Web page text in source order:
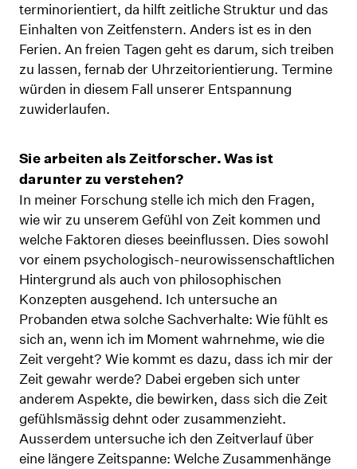
terminorientiert, da hilft zeitliche Struktur und das
Einhalten von Zeitfenstern. Anders ist es in den
Ferien. An freien Tagen geht es darum, sich treiben
zu lassen, fernab der Uhrzeitorientierung. Termine
würden in diesem Fall unserer Entspannung
zuwiderlaufen.
Sie arbeiten als Zeitforscher. Was ist
darunter zu verstehen?
In meiner Forschung stelle ich mich den Fragen,
wie wir zu unserem Gefühl von Zeit kommen und
welche Faktoren dieses beeinflussen. Dies sowohl
vor einem psychologisch-neurowissenschaftlichen
Hintergrund als auch von philosophischen
Konzepten ausgehend. Ich untersuche an
Probanden etwa solche Sachverhalte: Wie fühlt es
sich an, wenn ich im Moment wahrnehme, wie die
Zeit vergeht? Wie kommt es dazu, dass ich mir der
Zeit gewahr werde? Dabei ergeben sich unter
anderem Aspekte, die bewirken, dass sich die Zeit
gefühlsmässig dehnt oder zusammenzieht.
Ausserdem untersuche ich den Zeitverlauf über
eine längere Zeitspanne: Welche Zusammenhänge